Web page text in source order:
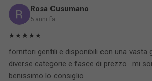
Rosa Cusumano
5 anni fa
★★★★★
fornitori gentili e disponibili con una vasta
diverse categorie e fasce di prezzo ..mi
benissimo lo consiglio